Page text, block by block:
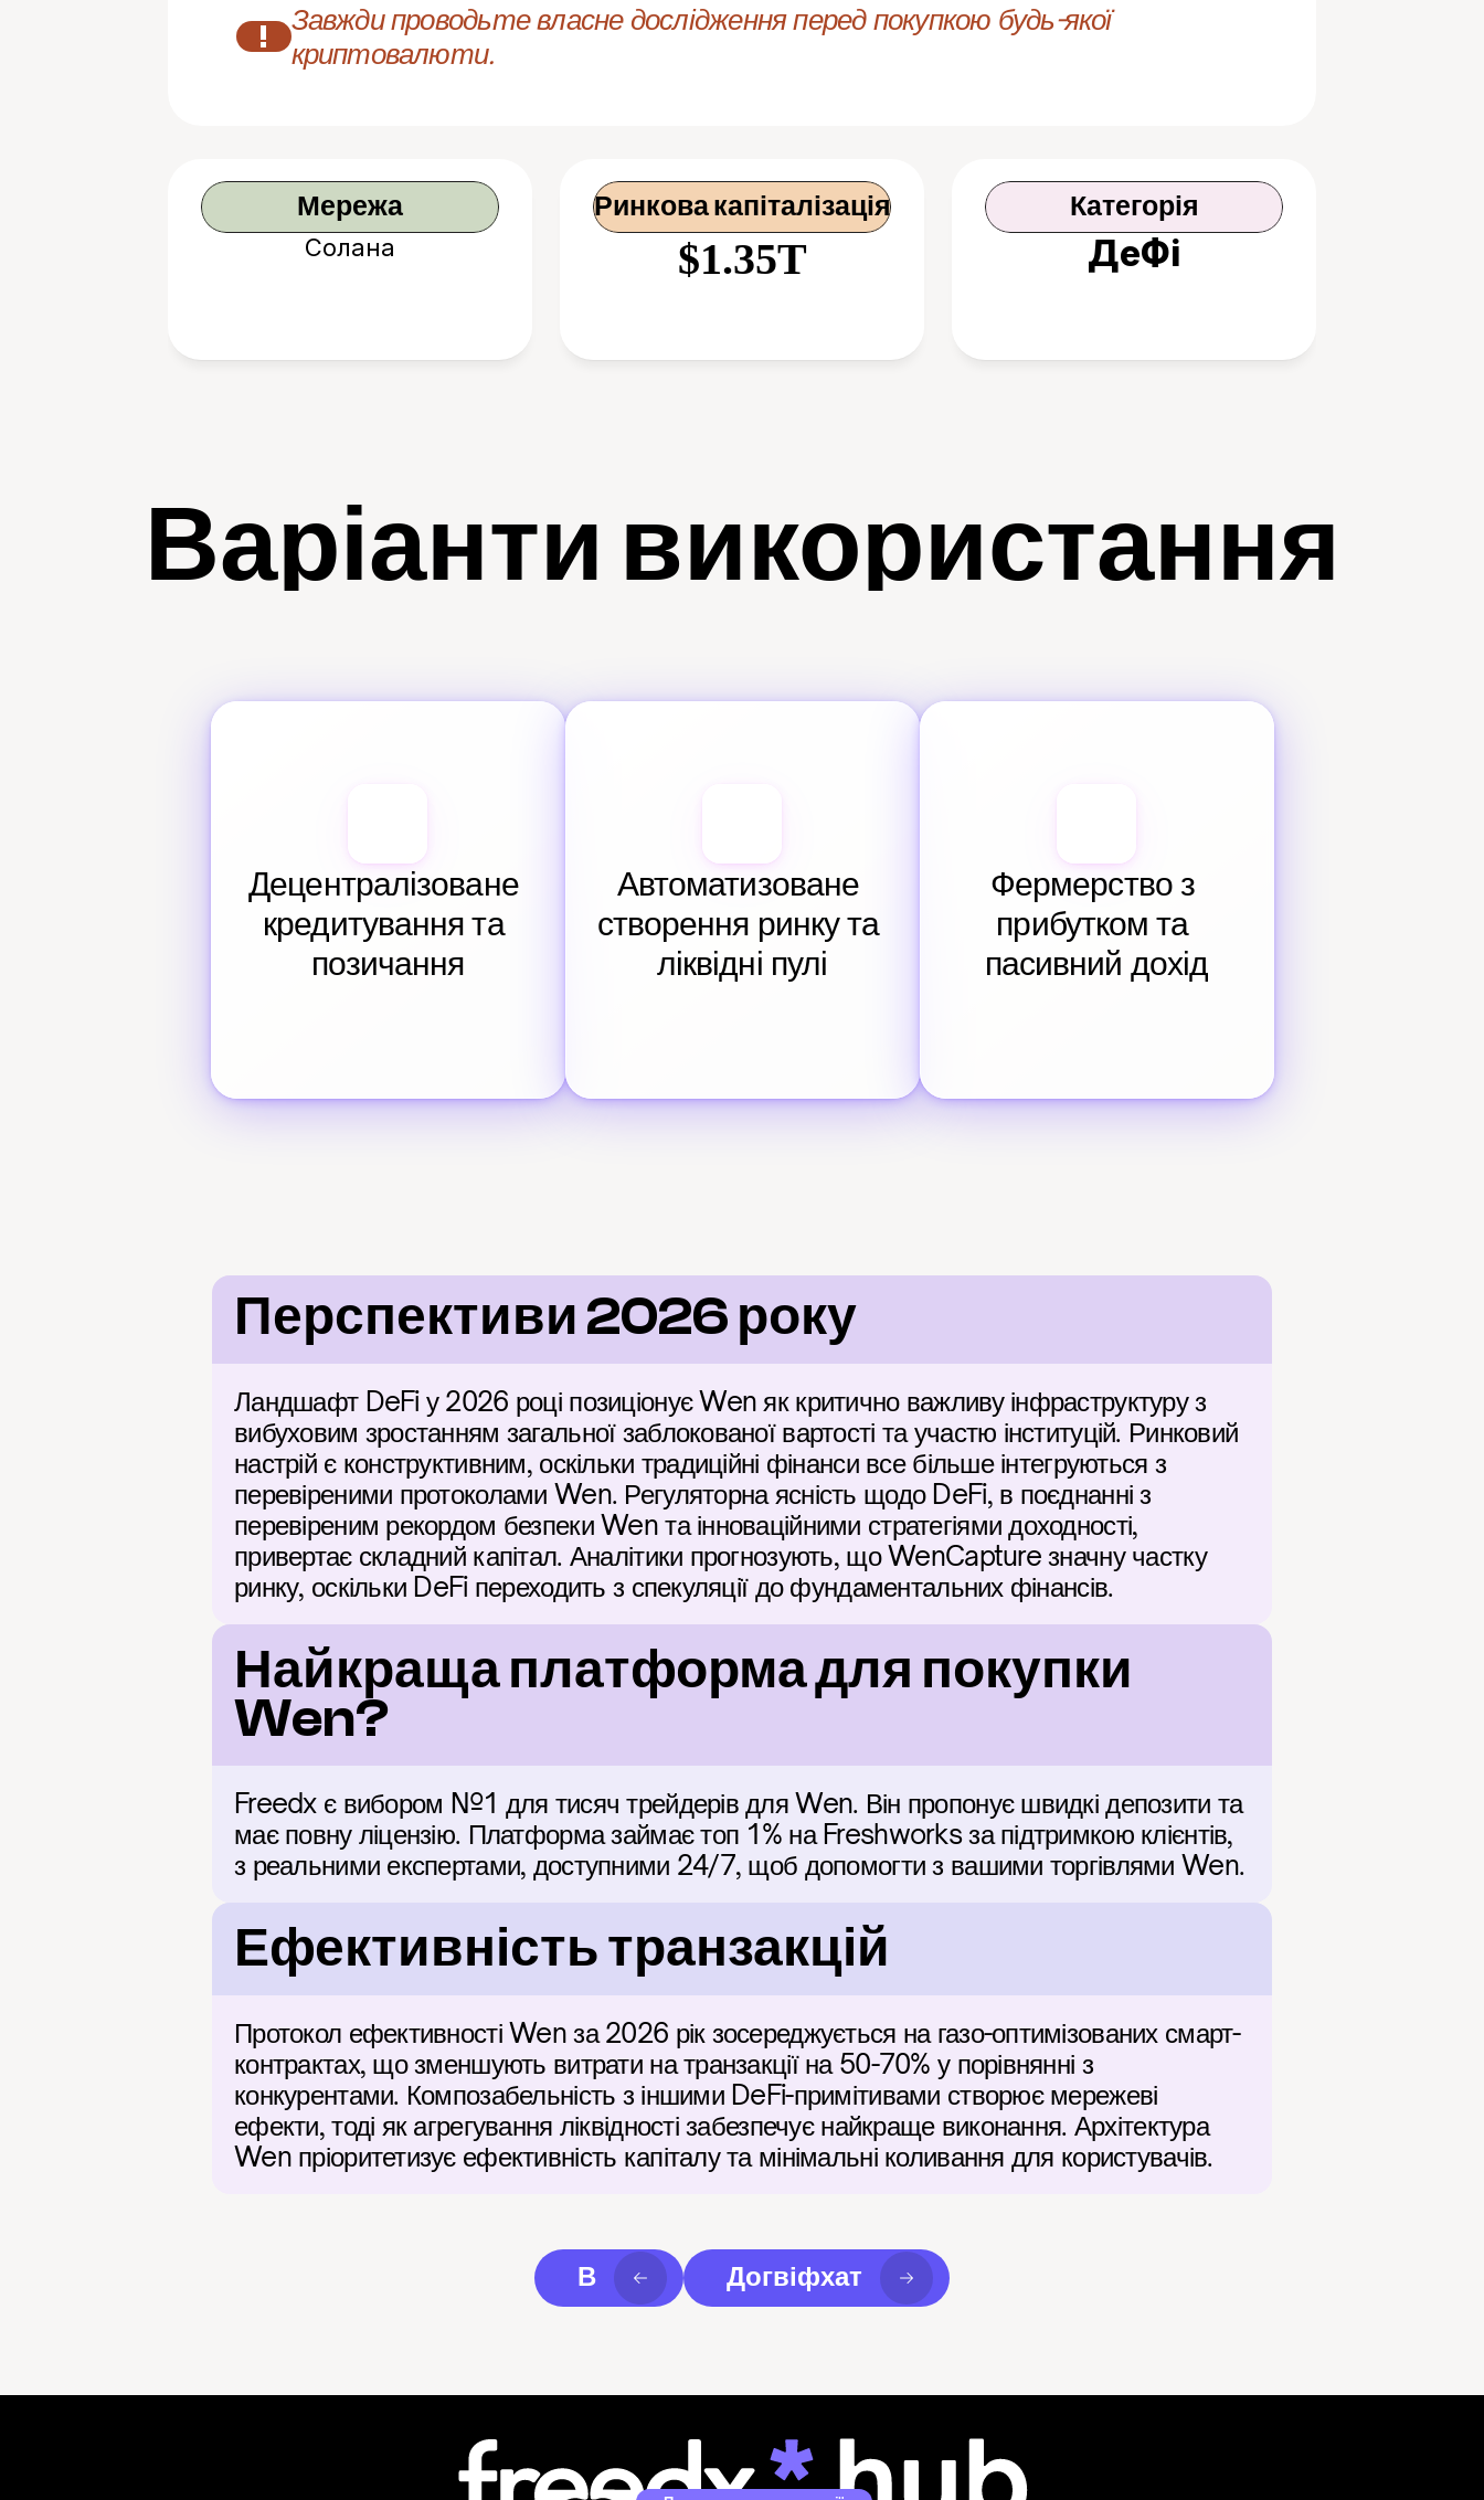
!
Завжди проводьте власне дослідження перед покупкою будь-якої
криптовалюти.
Мережа
Солана
Ринкова капіталізація
$1.35T
Категорія
ДеФі
Варіанти використання
Децентралізоване
кредитування та
позичання
Автоматизоване
створення ринку та
ліквідні пулі
Фермерство з
прибутком та
пасивний дохід
Перспективи 2026 року
Ландшафт DeFi у 2026 році позиціонує Wen як критично важливу інфраструктуру з
вибуховим зростанням загальної заблокованої вартості та участю інституцій. Ринковий
настрій є конструктивним, оскільки традиційні фінанси все більше інтегруються з
перевіреними протоколами Wen. Регуляторна ясність щодо DeFi, в поєднанні з
перевіреним рекордом безпеки Wen та інноваційними стратегіями доходності,
привертає складний капітал. Аналітики прогнозують, що WenCapture значну частку
ринку, оскільки DeFi переходить з спекуляції до фундаментальних фінансів.
Найкраща платформа для покупки
Wen?
Freedx є вибором №1 для тисяч трейдерів для Wen. Він пропонує швидкі депозити та
має повну ліцензію. Платформа займає топ 1% на Freshworks за підтримкою клієнтів,
з реальними експертами, доступними 24/7, щоб допомогти з вашими торгівлями Wen.
Ефективність транзакцій
Протокол ефективності Wen за 2026 рік зосереджується на газо-оптимізованих смарт-
контрактах, що зменшують витрати на транзакції на 50-70% у порівнянні з
конкурентами. Композабельність з іншими DeFi-примітивами створює мережеві
ефекти, тоді як агрегування ліквідності забезпечує найкраще виконання. Архітектура
Wen пріоритетизує ефективність капіталу та мінімальні коливання для користувачів.
В Догвіфхат